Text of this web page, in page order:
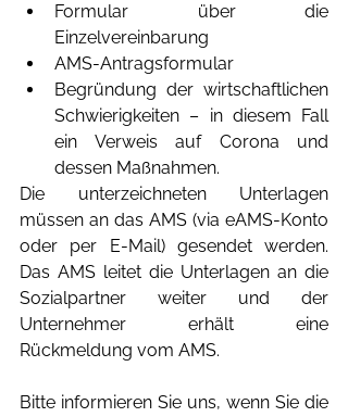
Formular über die
Einzelvereinbarung
AMS-Antragsformular
Begründung der wirtschaftlichen
Schwierigkeiten – in diesem Fall
ein Verweis auf Corona und
dessen Maßnahmen.
Die unterzeichneten Unterlagen
müssen an das AMS (via eAMS-Konto
oder per E-Mail) gesendet werden.
Das AMS leitet die Unterlagen an die
Sozialpartner weiter und der
Unternehmer erhält eine
Rückmeldung vom AMS.
Bitte informieren Sie uns, wenn Sie die